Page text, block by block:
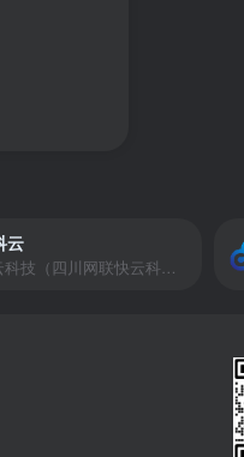
云
快云科技（四川网联快云科技有限公司）成立于2021年，主营互联网业务平台服务提供商。公司专注为用户提供低价高性能云计算产品，致力于云计算应用的易用性开发，并引导云计算在国内普及